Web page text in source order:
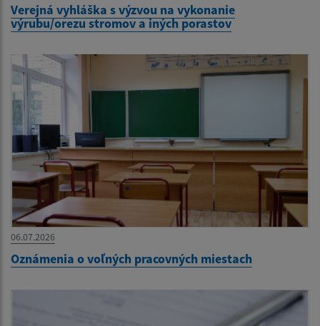
Verejná vyhláška s výzvou na vykonanie
výrubu/orezu stromov a iných porastov
06.07.2026
Oznámenia o voľných pracovných miestach